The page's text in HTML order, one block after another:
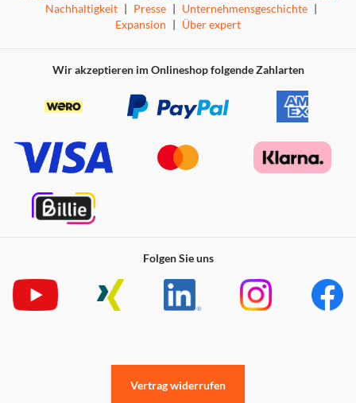
Multimediatasten
Bluetooth
Drahtlose Technologien
Nachhaltigkeit | Presse | Unternehmensgeschichte |
Expansion | Über expert
Wir akzeptieren im Onlineshop folgende Zahlarten
Folgen Sie uns
Vertrag widerrufen